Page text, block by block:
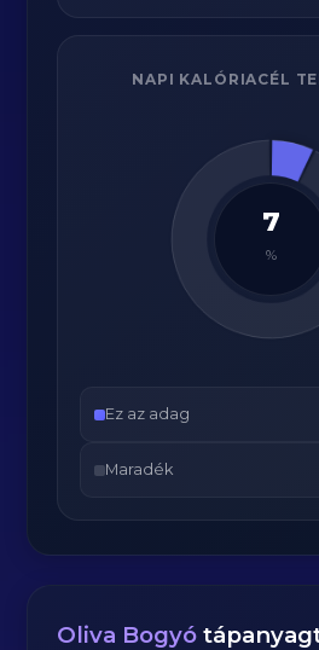
NAPI KALÓRIACÉL
7
%
Ez az adag
Maradék
Oliva Bogyó